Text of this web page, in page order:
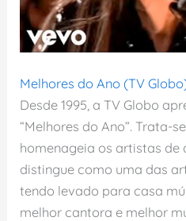
Melhores do Ano (TV
Desde 1995, a TV Globo
“Melhores do Ano”. Trata-
homenageia os artistas de
distingue como uma das
tendo levado para casa
melhor cantora e melhor